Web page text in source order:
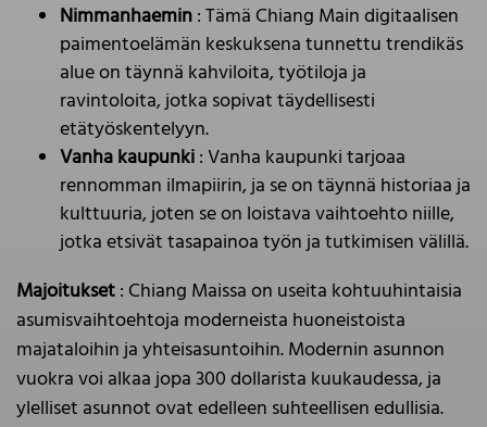
Nimmanhaemin: Tämä Chiang Main digitaalisen
paimentoelämän keskuksena tunnettu trendikäs
alue on täynnä kahviloita, työtiloja ja
ravintoloita, jotka sopivat täydellisesti
etätyöskentelyyn.
Vanha kaupunki: Vanha kaupunki tarjoaa
rennomman ilmapiirin, ja se on täynnä historiaa ja
kulttuuria, joten se on loistava vaihtoehto niille,
jotka etsivät tasapainoa työn ja tutkimisen välillä.
Majoitukset: Chiang Maissa on useita kohtuuhintaisia
asumisvaihtoehtoja moderneista huoneistoista
majataloihin ja yhteisasuntoihin. Modernin asunnon
vuokra voi alkaa jopa 300 dollarista kuukaudessa, ja
ylelliset asunnot ovat edelleen suhteellisen edullisia.